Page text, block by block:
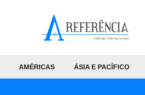
AMÉRICAS ÁSIA E PACÍFICO